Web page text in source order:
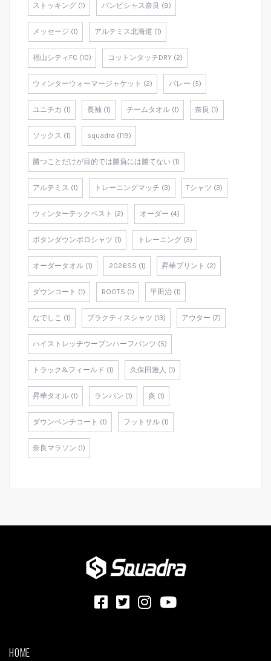
ストッキング (1) バンビシャス奈良 (9)
メッセージ (1) アルテミス北海道 (1)
福山シティFC (10) コットンタッチDRY (2)
ウィンターウォーマージャケット (2) バレー (5)
ユニチカ (1) 長袖 (1) チームタオル (1) 奈良 (1)
ソックス (1) squadra (119)
勝つことだけが目的では勝負には勝てない (1)
アルテミス (1) トレーニングマッチ (3) Tシャツ (3)
ウィンターテックベスト (2) オーダー (4)
ボタンダウンポロシャツ (1) トレーニング (3)
オーダータオル (1) 2026SS (1) 昇華プリント (2)
ダウンコート (1) ROOTS (1) 平田治 (1)
なでしこ (1) プラクティスシャツ (13) アウター (7)
ハイストレッチウーブンハーフパンツ (5)
トラック&フィールド (1) 久保田雅人 (1)
昇華タオル (1) ランパン (1) 炎 (1)
ダウンベンチコート (1) フットサル (1)
奈良マラソン (1)
HOME